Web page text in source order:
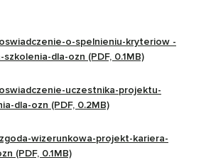
o-spelnieniu-kryteriow -
dla-ozn (PDF, 0.1MB)
uczestnika-projektu-
dla-ozn (PDF, 0.2MB)
wizerunkowa-projekt-kariera-
(PDF, 0.1MB)